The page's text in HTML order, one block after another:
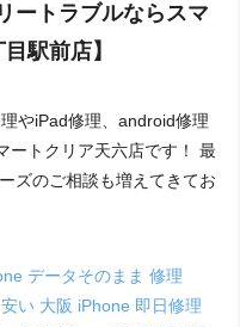
ートラブルならスマ
駅前店】
やiPad修理、android修理
ートクリア天六店です！ 最
ズのご相談も増えてきてお
データそのまま 修理
い 大阪 iPhone 即日修理